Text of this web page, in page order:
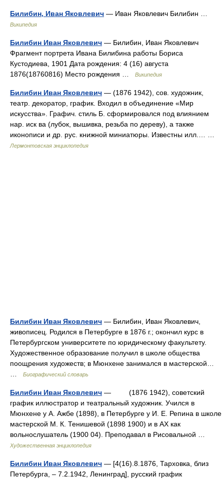
Билибин, Иван Яковлевич — Иван Яковлевич Билибин …
Википедия
Билибин Иван Яковлевич — Билибин, Иван Яковлевич
Фрагмент портрета Ивана Билибина работы Бориса
Кустодиева, 1901 Дата рождения: 4 (16) августа
1876(18760816) Место рождения …
Википедия
Билибин Иван Яковлевич — (1876 1942), сов. художник,
театр. декоратор, график. Входил в объединение «Мир
искусства». Графич. стиль Б. сформировался под влиянием
нар. иск ва (лубок, вышивка, резьба по дереву), а также
иконописи и др. рус. книжной миниатюры. Известны илл.… …
Лермонтовская энциклопедия
Билибин Иван Яковлевич — Билибин, Иван Яковлевич,
живописец. Родился в Петербурге в 1876 г.; окончил курс в
Петербургском университете по юридическому факультету.
Художественное образование получил в школе общества
поощрения художеств; в Мюнхене занимался в мастерской…
Биографический словарь
Билибин Иван Яковлевич — (1876 1942), советский
график иллюстратор и театральный художник. Учился в
Мюнхене у А. Ажбе (1898), в Петербурге у И. Е. Репина в школе
мастерской М. К. Тенишевой (1898 1900) и в АХ как
вольнослушатель (1900 04). Преподавал в Рисовальной …
Художественная энциклопедия
Билибин Иван Яковлевич — [4(16).8.1876, Тарховка, близ
Петербурга, ‒ 7.2.1942, Ленинград], русский график